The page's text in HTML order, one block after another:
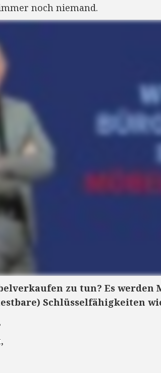
noch niemand.
zu tun? Es werden
Schlüsselfähigkeiten